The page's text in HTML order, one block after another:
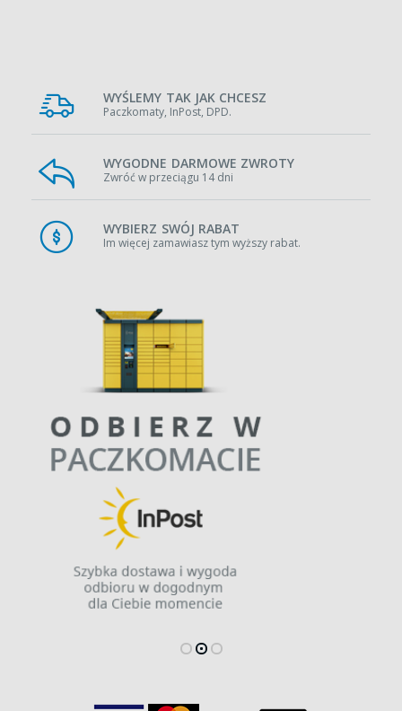
WYŚLEMY TAK JAK CHCESZ
Paczkomaty, InPost, DPD.
WYGODNE DARMOWE ZWROTY
Zwróć w przeciągu 14 dni
WYBIERZ SWÓJ RABAT
Im więcej zamawiasz tym wyższy rabat.